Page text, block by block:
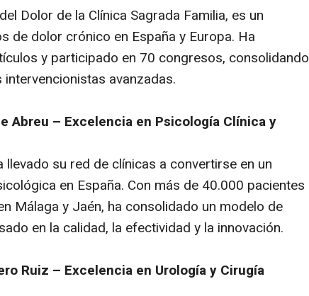
Dolor de la Clínica Sagrada Familia, es un
de dolor crónico en España y Europa. Ha
y participado en 70 congresos, consolidando
avanzadas.
Abreu – Excelencia en Psicología Clínica y
llevado su red de clínicas a convertirse en un
en España. Con más de 40.000 pacientes
Málaga y Jaén, ha consolidado un modelo de
en la calidad, la efectividad y la innovación.
Ruiz – Excelencia en Urología y Cirugía